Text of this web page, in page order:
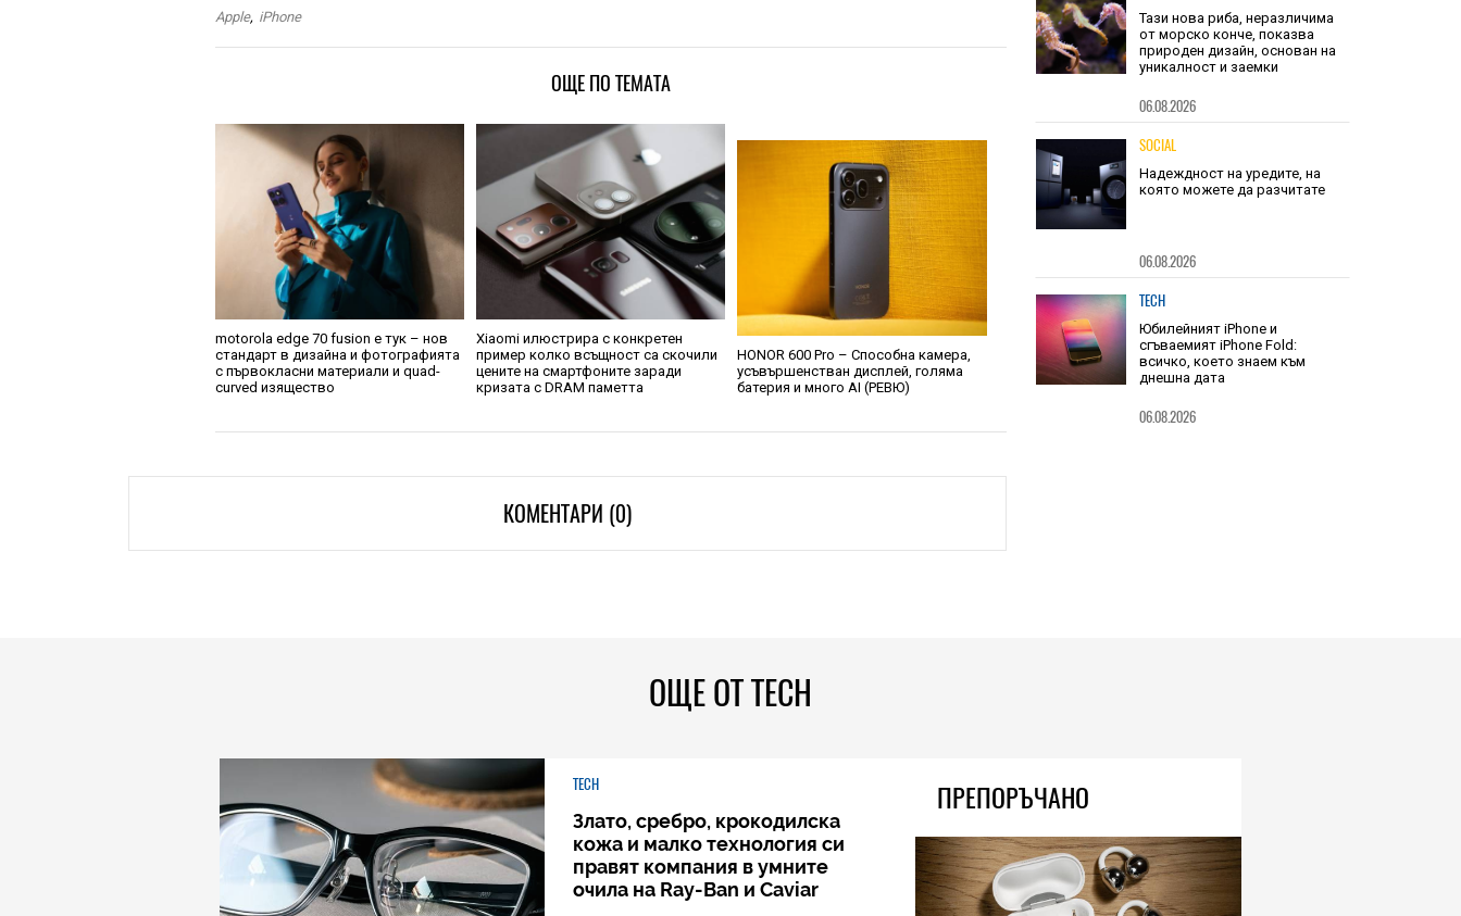
Apple, iPhone
ОЩЕ ПО ТЕМАТА
motorola edge 70 fusion е тук – нов
стандарт в дизайна и фотографията
с първокласни материали и quad-
curved изящество
Xiaomi илюстрира с конкретен
пример колко всъщност са скочили
цените на смартфоните заради
кризата с DRAM паметта
HONOR 600 Pro – Способна камера,
усъвършенстван дисплей, голяма
батерия и много AI (РЕВЮ)
КОМЕНТАРИ (0)
вашето, и чуждото
HIEND
Тази нова риба, неразличима
природен дизайн, основан на
уникалност и заемки
06.08.2026
06.08.2026
TECH
Юбилейният iPhone и
всичко, което знаем към
ОЩЕ ОТ TECH
TECH
Злато, сребро, крокодилска
кожа и малко технология си
правят компания в умните
очила на Ray-Ban и Caviar
ПРЕПОРЪЧАНО